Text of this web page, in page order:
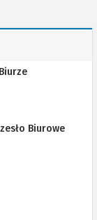
Biurowe